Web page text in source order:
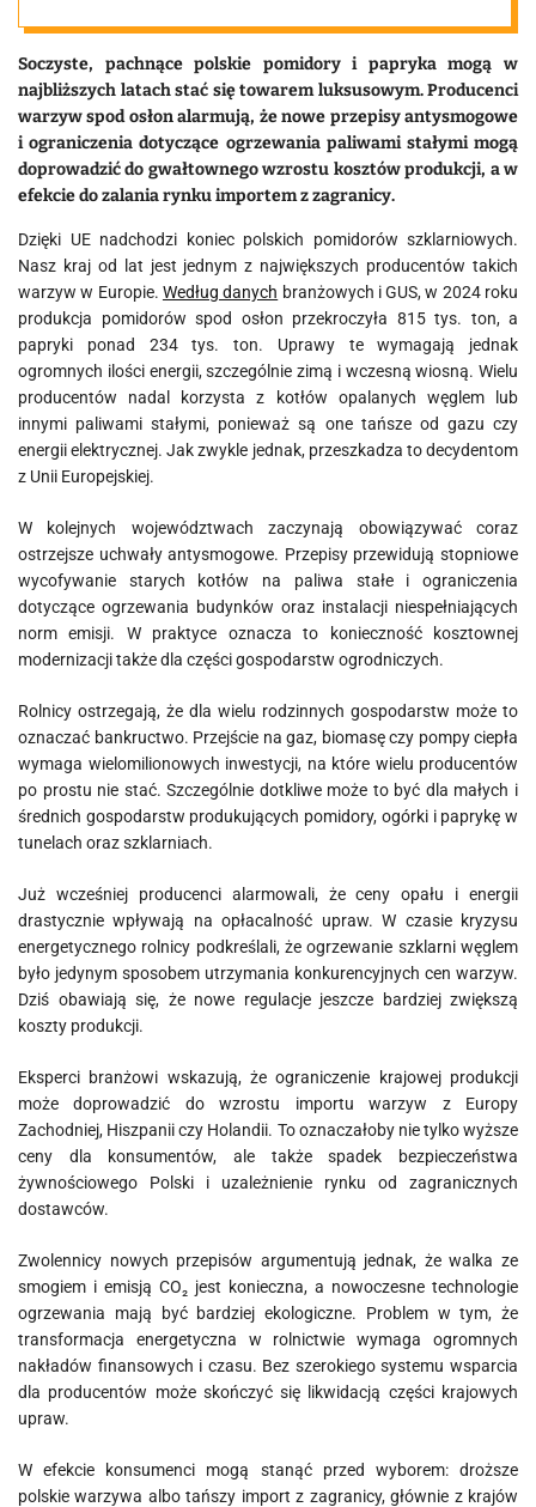
Soczyste, pachnące polskie pomidory i papryka mogą w
najbliższych latach stać się towarem luksusowym. Producenci
warzyw spod osłon alarmują, że nowe przepisy antysmogowe
i ograniczenia dotyczące ogrzewania paliwami stałymi mogą
doprowadzić do gwałtownego wzrostu kosztów produkcji, a w
efekcie do zalania rynku importem z zagranicy.
Dzięki UE nadchodzi koniec polskich pomidorów szklarniowych.
Nasz kraj od lat jest jednym z największych producentów takich
warzyw w Europie. Według danych branżowych i GUS, w 2024 roku
produkcja pomidorów spod osłon przekroczyła 815 tys. ton, a
papryki ponad 234 tys. ton. Uprawy te wymagają jednak
ogromnych ilości energii, szczególnie zimą i wczesną wiosną. Wielu
producentów nadal korzysta z kotłów opalanych węglem lub
innymi paliwami stałymi, ponieważ są one tańsze od gazu czy
energii elektrycznej. Jak zwykle jednak, przeszkadza to decydentom
z Unii Europejskiej.
W kolejnych województwach zaczynają obowiązywać coraz
ostrzejsze uchwały antysmogowe. Przepisy przewidują stopniowe
wycofywanie starych kotłów na paliwa stałe i ograniczenia
dotyczące ogrzewania budynków oraz instalacji niespełniających
norm emisji. W praktyce oznacza to konieczność kosztownej
modernizacji także dla części gospodarstw ogrodniczych.
Rolnicy ostrzegają, że dla wielu rodzinnych gospodarstw może to
oznaczać bankructwo. Przejście na gaz, biomasę czy pompy ciepła
wymaga wielomilionowych inwestycji, na które wielu producentów
po prostu nie stać. Szczególnie dotkliwe może to być dla małych i
średnich gospodarstw produkujących pomidory, ogórki i paprykę w
tunelach oraz szklarniach.
Już wcześniej producenci alarmowali, że ceny opału i energii
drastycznie wpływają na opłacalność upraw. W czasie kryzysu
energetycznego rolnicy podkreślali, że ogrzewanie szklarni węglem
było jedynym sposobem utrzymania konkurencyjnych cen warzyw.
Dziś obawiają się, że nowe regulacje jeszcze bardziej zwiększą
koszty produkcji.
Eksperci branżowi wskazują, że ograniczenie krajowej produkcji
może doprowadzić do wzrostu importu warzyw z Europy
Zachodniej, Hiszpanii czy Holandii. To oznaczałoby nie tylko wyższe
ceny dla konsumentów, ale także spadek bezpieczeństwa
żywnościowego Polski i uzależnienie rynku od zagranicznych
dostawców.
Zwolennicy nowych przepisów argumentują jednak, że walka ze
smogiem i emisją CO₂ jest konieczna, a nowoczesne technologie
ogrzewania mają być bardziej ekologiczne. Problem w tym, że
transformacja energetyczna w rolnictwie wymaga ogromnych
nakładów finansowych i czasu. Bez szerokiego systemu wsparcia
dla producentów może skończyć się likwidacją części krajowych
upraw.
W efekcie konsumenci mogą stanąć przed wyborem: droższe
polskie warzywa albo tańszy import z zagranicy, głównie z krajów